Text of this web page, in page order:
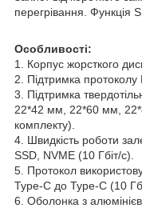
перегрівання. Функція
Особливості:
1. Корпус жорсткого
2. Підтримка
3. Підтримка
22*42 мм, 22*60 мм,
комплекту).
4. Швидкість роботи
SSD, NVME (10 Гбіт/с).
5. Протокол
Type-C до Type-C (10
6. Оболонка з